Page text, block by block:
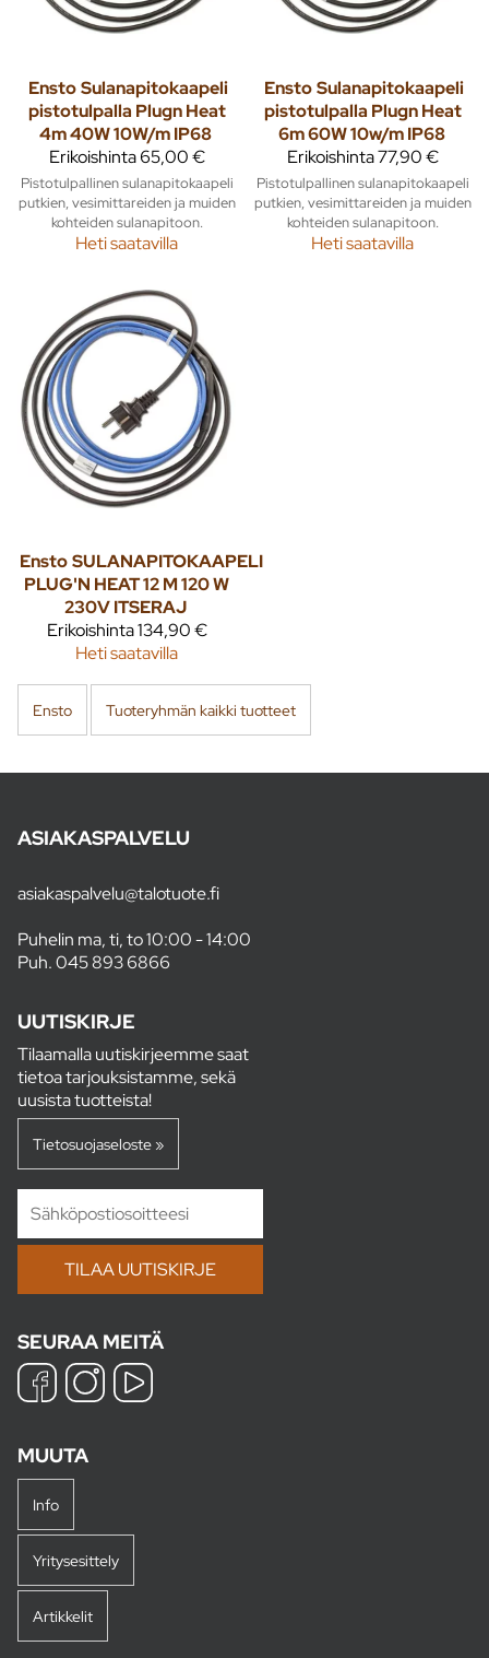
Ensto Sulanapitokaapeli
pistotulpalla Plugn Heat
4m 40W 10W/m IP68
Erikoishinta65,00 €
Pistotulpallinen sulanapitokaapeli
putkien, vesimittareiden ja muiden
kohteiden sulanapitoon.
Heti saatavilla
Ensto Sulanapitokaapeli
pistotulpalla Plugn Heat
6m 60W 10w/m IP68
Erikoishinta77,90 €
Pistotulpallinen sulanapitokaapeli
putkien, vesimittareiden ja muiden
kohteiden sulanapitoon.
Heti saatavilla
EnstoSULANAPITOKAAPELI
PLUG'N HEAT 12 M 120 W
230V ITSERAJ
Erikoishinta134,90 €
Heti saatavilla
Ensto Tuoteryhmän kaikki tuotteet
ASIAKASPALVELU
asiakaspalvelu@talotuote.fi
Puhelin ma, ti, to 10:00 - 14:00
Puh.045 893 6866
UUTISKIRJE
Tilaamalla uutiskirjeemme saat
tietoa tarjouksistamme, sekä
uusista tuotteista!
Tietosuojaseloste »
SEURAA MEITÄ
MUUTA
Info
Yritysesittely
Artikkelit